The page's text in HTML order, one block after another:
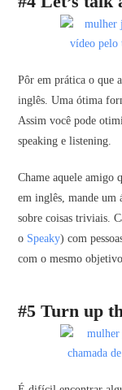
Pôr em prática o que
inglês. Uma ótima
Assim você pode
speaking e listening.
Chame aquele amigo
em inglês, mande um
sobre coisas triviais.
o Speaky) com
com o mesmo
#5 Turn up